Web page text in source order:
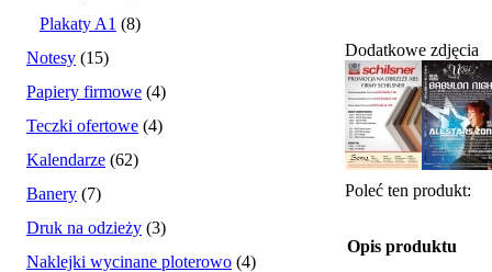
Plakaty A1 (8)
Notesy (15)
Papiery firmowe (4)
Teczki ofertowe (4)
Kalendarze (62)
Banery (7)
Druk na odzieży (3)
Naklejki wycinane ploterowo (4)
Dodatkowe zdjęcia
Poleć ten produkt:
Opis produktu